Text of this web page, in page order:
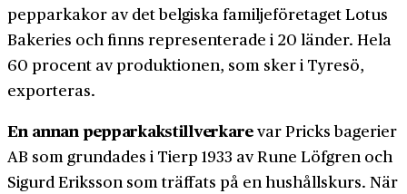
pepparkakor av det belgiska familjeföretaget Lotus
Bakeries och finns representerade i 20 länder. Hela
60 procent av produktionen, som sker i Tyresö,
exporteras.
En annan pepparkakstillverkarevar Pricks bagerier
AB som grundades i Tierp 1933 av Rune Löfgren och
Sigurd Eriksson som träffats på en hushållskurs. När